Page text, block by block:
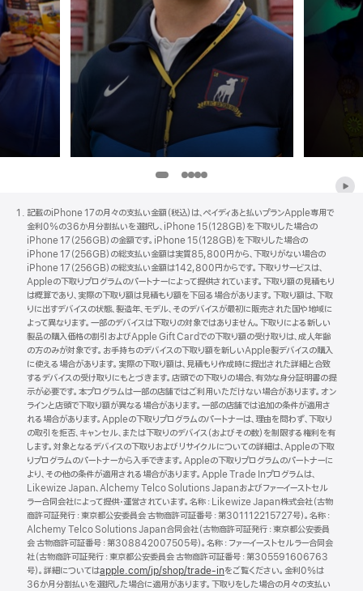
項
1
-
テッ
ド・
ラッ
ソ：
破
天
荒
コー
チ
が
ゆ
く
項
2
-
サ
イ
ロ
項
3
-
ラッ
キー
項
4
-
ケー
プ・
フィ
アー
項
5
-
ディ
ン
ク
項
目
-
ス
ヌー
ピー
プ
レ
ゼ
ン
ツ：
やっ
ぱ
り、
お
う
ち
が
い
ち
ば
ん！
項
目
-
シュ
ガー
項
目
-
Friday
Night
Baseball
項
目
-
Trying
〜
親
に
な
る
ス
テッ
プ〜
Footer
記載のiPhone 17の月々の支払い金額（税込）は、ペイディあと払いプランApple専用で
金利0%の36か月分割払いを選択し、iPhone 15（128GB）を下取りした場合の
iPhone 17（256GB）の金額です。iPhone 15（128GB）を下取りした場合の
iPhone 17（256GB）の総支払い金額は実質85,800円から、下取りがない場合の
iPhone 17（256GB）の総支払い金額は142,800円からです。下取りサービスは、
Appleの下取りプログラムのパートナーによって提供されていま す。下取り額の見積もり
は概算であり、実際の下取り額は見積もり額を下回る場合があります。下取り額は、下取
りに出すデバイスの状態、製造年、モデル、そのデバイスが最初に販売された国や地域に
よって異なります。一部のデバイスは下取りの対象ではありません。下取りによる新しい
製品の購入価格の割引およびApple Gift Cardでの下取り額の受け取りは、成人年齢
の方のみが対象です。お手持ちのデバイスの下取り額を新しいApple製デバイスの購入
に使える場合があります。実際の下取り額は、見積もり作成時に提出された詳細と合致
するデバイスの受け取りにもとづきます。店頭での下取りの場合、有効な身分証明書の提
示が必要です。本プログラムは一部の店舗ではご利用いただけない場合があります。オン
ラインと店頭で下取り額が異なる場合があります。一部の店舗では追加の条件が適用さ
れる場合があります。Appleの下取りプログラムのパートナーは、理由を問わず、下取り
の取引を拒否、キャンセル、または下取りのデバイス（およびその数）を制限する権利を有
します。対象となるデバイスの下取りおよびリサイクルについての詳細は、Appleの下取
りプログラムのパートナーから入手できます。Appleの下取りプログラムのパートナーに
より、その他の条件が適用される場合があります。Apple Trade Inプログラムは、
Likewize Japan、Alchemy Telco Solutions Japanおよびファーイーストセル
ラー合同会社によって提供・運営されています。名称：Likewize Japan株式会社（古物
商許可証発行：東京都公安委員会 古物商許可証番号：第301112215727号）。名称：
Alchemy Telco Solutions Japan合同会社（古物商許可証発行：東京都公安委員
会 古物商許可証番号：第308842007505号）。名称：ファーイーストセルラー合同会
社（古物商許可証発行：東京都公安委員会 古物商許可証番号：第305591606763
号）。詳細についてはapple.com/jp/shop/trade - inをご覧ください。金利0%は
36か月分割払いを選択した場合に適用があります。下取りをした場合の月々の支払い